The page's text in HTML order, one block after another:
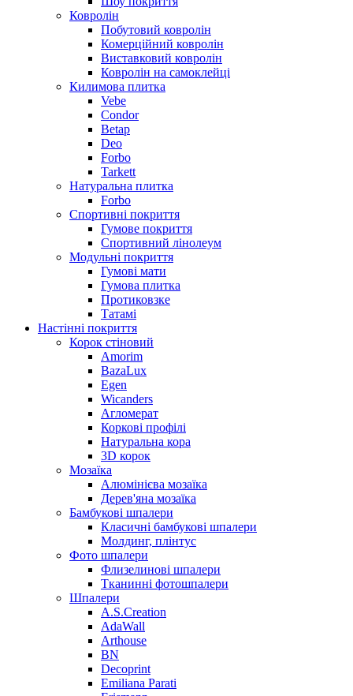
Ковролін
Побутовий ковролін
Комерційний ковролін
Виставковий ковролін
Ковролін на самоклейці
Килимова плитка
Vebe
Condor
Betap
Deo
Forbo
Tarkett
Натуральна плитка
Forbo
Спортивні покриття
Гумове покриття
Спортивний лінолеум
Модульні покриття
Гумові мати
Гумова плитка
Протиковзке
Татамі
Настінні покриття
Корок стіновий
Amorim
BazaLux
Egen
Wicanders
Агломерат
Коркові профілі
Натуральна кора
3D корок
Мозаїка
Алюмінієва мозаїка
Дерев'яна мозаїка
Бамбукові шпалери
Класичні бамбукові шпалери
Молдинг, плінтус
Фото шпалери
Флизелинові шпалери
Тканинні фотошпалери
Шпалери
A.S.Creation
AdaWall
Arthouse
BN
Decoprint
Emiliana Parati